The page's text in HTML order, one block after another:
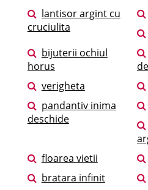
lantisor argint cu
cruciulita
bijuterii ochiul
horus
verigheta
pandantiv inima
deschide
floarea vietii
bratara infinit